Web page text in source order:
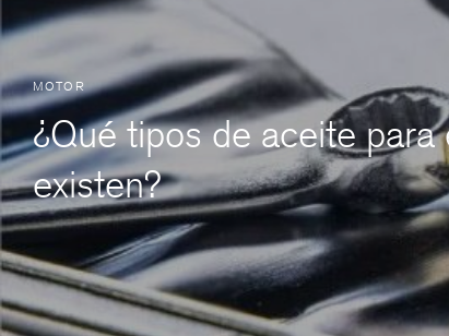
MOTOR
¿Qué tipos de aceite
existen?